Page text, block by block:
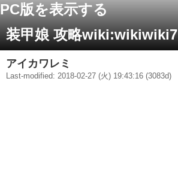
PC版を表示する
装甲娘 攻略wiki:wikiwiki7
アイカワレミ
Last-modified: 2018-02-27 (火) 19:43:16 (3083d)